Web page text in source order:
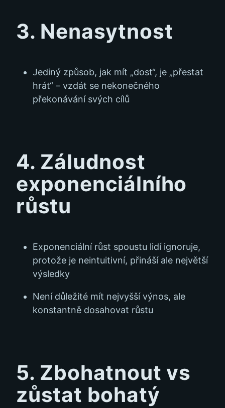
3. Nenasytnost
Jediný způsob, jak mít „dost“, je „přestat
hrát“ – vzdát se nekonečného
překonávání svých cílů
4. Záludnost
exponenciálního
růstu
Exponenciální růst spoustu lidí ignoruje,
protože je neintuitivní, přináší ale největší
výsledky
Není důležité mít nejvyšší výnos, ale
konstantně dosahovat růstu
5. Zbohatnout vs
zůstat bohatý